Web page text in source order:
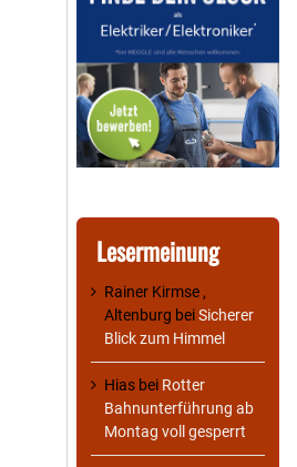
Lesermeinung
Rainer Kirmse ,
Altenburg beiSicherer
Blick zum Himmel
Hias bei Rotter
Bahnunterführung ab
Montag voll gesperrt